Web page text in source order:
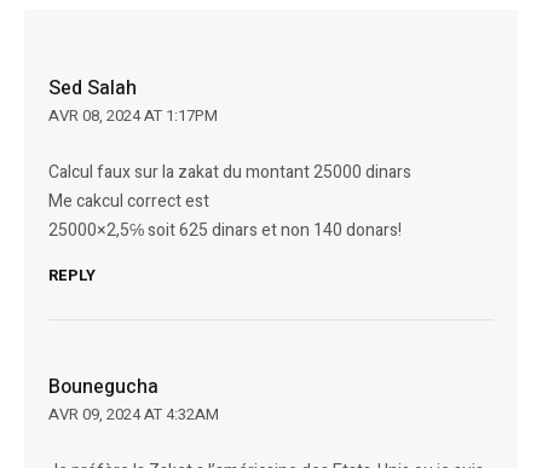
Sed Salah
AVR 08, 2024 AT 1:17PM
Calcul faux sur la zakat du montant 25000 dinars
Me cakcul correct est
25000×2,5℅ soit 625 dinars et non 140 donars!
REPLY
Bounegucha
AVR 09, 2024 AT 4:32AM